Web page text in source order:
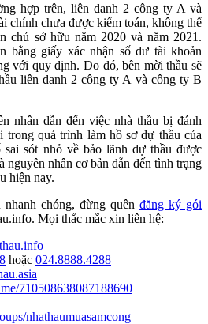
hợp trên, liên danh 2 công ty A và
chính chưa được kiểm toán, không thể
chủ sở hữu năm 2020 và năm 2021.
bằng giấy xác nhận số dư tài khoản
với quy định. Do đó, bên mời thầu sẽ
liên danh 2 công ty A và công ty B
nhân dẫn đến việc nhà thầu bị đánh
quá trình làm hồ sơ dự thầu của
sai sót nhỏ về bảo lãnh dự thầu được
nguyên nhân cơ bản dẫn đến tình trạng
hiện nay.
chóng, đừng quên đăng ký gói
Mọi thắc mắc xin liên hệ:
hoặc 024.8888.4288
710508638087188690
nhathaumuasamcong